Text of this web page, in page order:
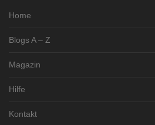
Home
Blogs A – Z
Magazin
Hilfe
Kontakt